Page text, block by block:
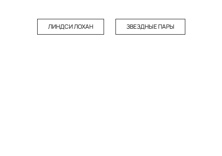
ЛИНДСИ ЛОХАН ЗВЕЗДНЫЕ ПАРЫ